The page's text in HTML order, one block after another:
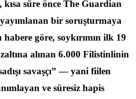
süre önce The Guardian
bir soruşturmaya
göre, soykırımın ilk 19
alınan 6.000 Filistinlinin
savaşçı” — yani fiilen
ve süresiz hapis